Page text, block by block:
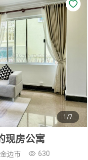
1/7
现房公寓
边市 630